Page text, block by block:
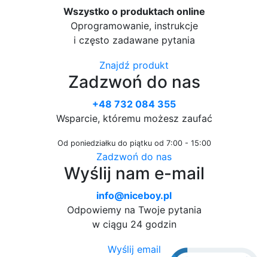
Wszystko o produktach online
Oprogramowanie, instrukcje
i często zadawane pytania
Znajdź produkt
Zadzwoń do nas
+48 732 084 355
Wsparcie, któremu możesz zaufać
Od poniedziałku do piątku od 7:00 - 15:00
Zadzwoń do nas
Wyślij nam e-mail
info@niceboy.pl
Odpowiemy na Twoje pytania
w ciągu 24 godzin
Wyślij email